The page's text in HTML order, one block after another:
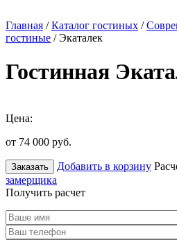
Главная /Каталог гостиных /
гостиные / Экаталек
Гостинная
Цена:
от 74 000 руб.
Заказать Добавить в корзину
замерщика
Получить расчет